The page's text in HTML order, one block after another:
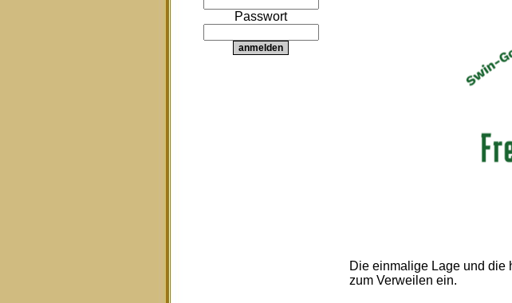
Passwort
Die einmalige Lage und die
zum Verweilen ein.